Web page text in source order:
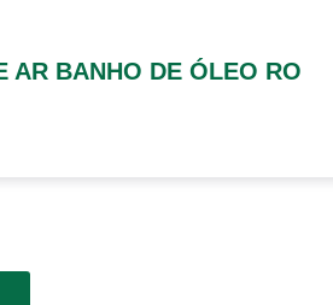
AR BANHO DE ÓLEO RO